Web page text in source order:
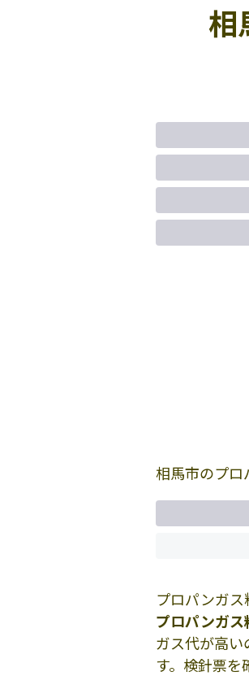
相
相馬市のプロ
プロパンガ
プロパンガス
ガス代が高
す。検針票を